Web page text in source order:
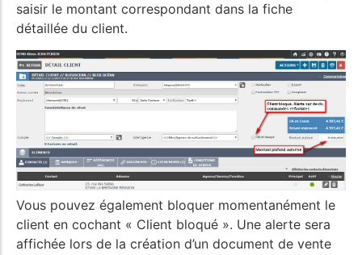
saisir le montant correspondant dans la fiche
détaillée du client.
Vous pouvez également bloquer momentanément le
client en cochant « Client bloqué ». Une alerte sera
affichée lors de la création d’un document de vente